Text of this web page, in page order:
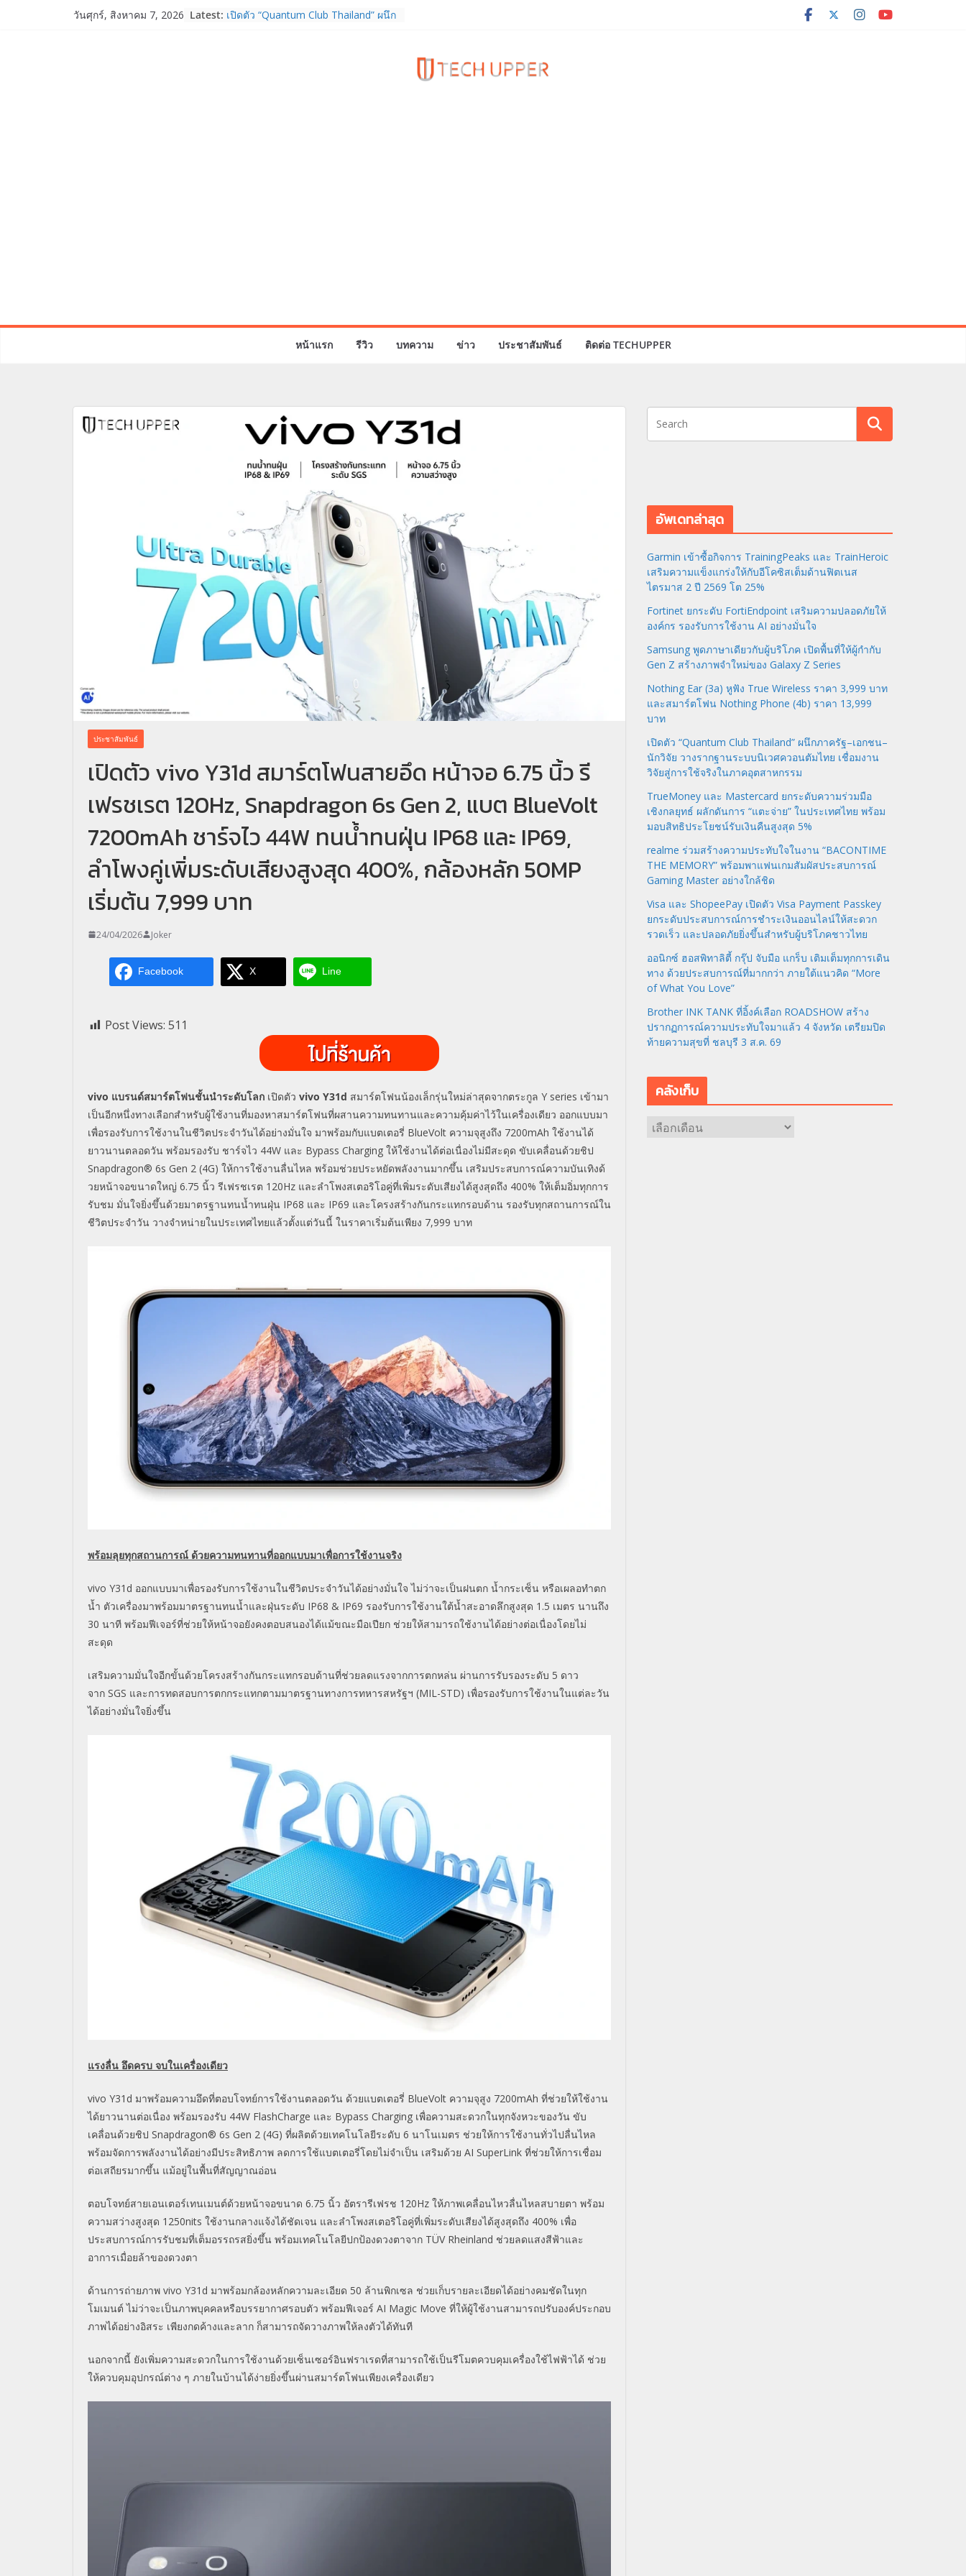
วันศุกร์, สิงหาคม 7, 2026 Latest: เปิดตัว “Quantum Club Thailand” ผนึก
หน้าแรก รีวิว บทความ ข่าว ประชาสัมพันธ์ ติดต่อ TECHUPPER
ประชาสัมพันธ์
เปิดตัว vivo Y31d สมาร์ตโฟนสายอึด หน้าจอ 6.75 นิ้ว รี
เฟรชเรต 120Hz, Snapdragon 6s Gen 2, แบต BlueVolt
7200mAh ชาร์จไว 44W ทนน้ำทนฝุ่น IP68 และ IP69,
ลำโพงคู่เพิ่มระดับเสียงสูงสุด 400%, กล้องหลัก 50MP
เริ่มต้น 7,999 บาท
24/04/2026 Joker
Facebook X Line
Post Views: 511
vivo แบรนด์สมาร์ตโฟนชั้นนำระดับโลก เปิดตัว vivo Y31d สมาร์ตโฟนน้องเล็กรุ่นใหม่ล่าสุดจากตระกูล Y series เข้ามา
เป็นอีกหนึ่งทางเลือกสำหรับผู้ใช้งานที่มองหาสมาร์ตโฟนที่ผสานความทนทานและความคุ้มค่าไว้ในเครื่องเดียว ออกแบบมา
เพื่อรองรับการใช้งานในชีวิตประจำวันได้อย่างมั่นใจ มาพร้อมกับแบตเตอรี่ BlueVolt ความจุสูงถึง 7200mAh ใช้งานได้
ยาวนานตลอดวัน พร้อมรองรับ ชาร์จไว 44W และ Bypass Charging ให้ใช้งานได้ต่อเนื่องไม่มีสะดุด ขับเคลื่อนด้วยชิป
Snapdragon® 6s Gen 2 (4G) ให้การใช้งานลื่นไหล พร้อมช่วยประหยัดพลังงานมากขึ้น เสริมประสบการณ์ความบันเทิงด้
วยหน้าจอขนาดใหญ่ 6.75 นิ้ว รีเฟรชเรต 120Hz และลำโพงสเตอริโอคู่ที่เพิ่มระดับเสียงได้สูงสุดถึง 400% ให้เต็มอิ่มทุกการ
รับชม มั่นใจยิ่งขึ้นด้วยมาตรฐานทนน้ำทนฝุ่น IP68 และ IP69 และโครงสร้างกันกระแทกรอบด้าน รองรับทุกสถานการณ์ใน
ชีวิตประจำวัน วางจำหน่ายในประเทศไทยแล้วตั้งแต่วันนี้ ในราคาเริ่มต้นเพียง 7,999 บาท
พร้อมลุยทุกสถานการณ์ ด้วยความทนทานที่ออกแบบมาเพื่อการใช้งานจริง
vivo Y31d ออกแบบมาเพื่อรองรับการใช้งานในชีวิตประจำวันได้อย่างมั่นใจ ไม่ว่าจะเป็นฝนตก น้ำกระเซ็น หรือเผลอทำตก
น้ำ ตัวเครื่องมาพร้อมมาตรฐานทนน้ำและฝุ่นระดับ IP68 & IP69 รองรับการใช้งานใต้น้ำสะอาดลึกสูงสุด 1.5 เมตร นานถึง
30 นาที พร้อมฟีเจอร์ที่ช่วยให้หน้าจอยังคงตอบสนองได้แม้ขณะมือเปียก ช่วยให้สามารถใช้งานได้อย่างต่อเนื่องโดยไม่
สะดุด
เสริมความมั่นใจอีกขั้นด้วยโครงสร้างกันกระแทกรอบด้านที่ช่วยลดแรงจากการตกหล่น ผ่านการรับรองระดับ 5 ดาว
จาก SGS และการทดสอบการตกกระแทกตามมาตรฐานทางการทหารสหรัฐฯ (MIL-STD) เพื่อรองรับการใช้งานในแต่ละวัน
ได้อย่างมั่นใจยิ่งขึ้น
แรงลื่น อึดครบ จบในเครื่องเดียว
vivo Y31d มาพร้อมความอึดที่ตอบโจทย์การใช้งานตลอดวัน ด้วยแบตเตอรี่ BlueVolt ความจุสูง 7200mAh ที่ช่วยให้ใช้งาน
ได้ยาวนานต่อเนื่อง พร้อมรองรับ 44W FlashCharge และ Bypass Charging เพื่อความสะดวกในทุกจังหวะของวัน ขับ
เคลื่อนด้วยชิป Snapdragon® 6s Gen 2 (4G) ที่ผลิตด้วยเทคโนโลยีระดับ 6 นาโนเมตร ช่วยให้การใช้งานทั่วไปลื่นไหล
พร้อมจัดการพลังงานได้อย่างมีประสิทธิภาพ ลดการใช้แบตเตอรี่โดยไม่จำเป็น เสริมด้วย AI SuperLink ที่ช่วยให้การเชื่อม
ต่อเสถียรมากขึ้น แม้อยู่ในพื้นที่สัญญาณอ่อน
ตอบโจทย์สายเอนเตอร์เทนเมนต์ด้วยหน้าจอขนาด 6.75 นิ้ว อัตรารีเฟรช 120Hz ให้ภาพเคลื่อนไหวลื่นไหลสบายตา พร้อม
ความสว่างสูงสุด 1250nits ใช้งานกลางแจ้งได้ชัดเจน และลำโพงสเตอริโอคู่ที่เพิ่มระดับเสียงได้สูงสุดถึง 400% เพื่อ
ประสบการณ์การรับชมที่เต็มอรรถรสยิ่งขึ้น พร้อมเทคโนโลยีปกป้องดวงตาจาก TÜV Rheinland ช่วยลดแสงสีฟ้าและ
อาการเมื่อยล้าของดวงตา
ด้านการถ่ายภาพ vivo Y31d มาพร้อมกล้องหลักความละเอียด 50 ล้านพิกเซล ช่วยเก็บรายละเอียดได้อย่างคมชัดในทุก
โมเมนต์ ไม่ว่าจะเป็นภาพบุคคลหรือบรรยากาศรอบตัว พร้อมฟีเจอร์ AI Magic Move ที่ให้ผู้ใช้งานสามารถปรับองค์ประกอบ
ภาพได้อย่างอิสระ เพียงกดค้างและลาก ก็สามารถจัดวางภาพให้ลงตัวได้ทันที
นอกจากนี้ ยังเพิ่มความสะดวกในการใช้งานด้วยเซ็นเซอร์อินฟราเรดที่สามารถใช้เป็นรีโมตควบคุมเครื่องใช้ไฟฟ้าได้ ช่วย
ให้ควบคุมอุปกรณ์ต่าง ๆ ภายในบ้านได้ง่ายยิ่งขึ้นผ่านสมาร์ตโฟนเพียงเครื่องเดียว
อัพเดทล่าสุด
Garmin เข้าซื้อกิจการ TrainingPeaks และ TrainHeroic
เสริมความแข็งแกร่งให้กับอีโคซิสเต็มด้านฟิตเนส
ไตรมาส 2 ปี 2569 โต 25%
Fortinet ยกระดับ FortiEndpoint เสริมความปลอดภัยให้
องค์กร รองรับการใช้งาน AI อย่างมั่นใจ
Samsung พูดภาษาเดียวกับผู้บริโภค เปิดพื้นที่ให้ผู้กำกับ
Gen Z สร้างภาพจำใหม่ของ Galaxy Z Series
Nothing Ear (3a) หูฟัง True Wireless ราคา 3,999 บาท
และสมาร์ตโฟน Nothing Phone (4b) ราคา 13,999
บาท
เปิดตัว “Quantum Club Thailand” ผนึกภาครัฐ–เอกชน–
นักวิจัย วางรากฐานระบบนิเวศควอนตัมไทย เชื่อมงาน
วิจัยสู่การใช้จริงในภาคอุตสาหกรรม
TrueMoney และ Mastercard ยกระดับความร่วมมือ
เชิงกลยุทธ์ ผลักดันการ “แตะจ่าย” ในประเทศไทย พร้อม
มอบสิทธิประโยชน์รับเงินคืนสูงสุด 5%
realme ร่วมสร้างความประทับใจในงาน “BACONTIME
THE MEMORY” พร้อมพาแฟนเกมสัมผัสประสบการณ์
Gaming Master อย่างใกล้ชิด
Visa และ ShopeePay เปิดตัว Visa Payment Passkey
ยกระดับประสบการณ์การชำระเงินออนไลน์ให้สะดวก
รวดเร็ว และปลอดภัยยิ่งขึ้นสำหรับผู้บริโภคชาวไทย
ออนิกซ์ ฮอสพิทาลิตี้ กรุ๊ป จับมือ แกร็บ เติมเต็มทุกการเดิน
ทาง ด้วยประสบการณ์ที่มากกว่า ภายใต้แนวคิด “More
of What You Love”
Brother INK TANK ที่อิ้งค์เลือก ROADSHOW สร้าง
ปรากฏการณ์ความประทับใจมาแล้ว 4 จังหวัด เตรียมปิด
ท้ายความสุขที่ ชลบุรี 3 ส.ค. 69
คลังเก็บ